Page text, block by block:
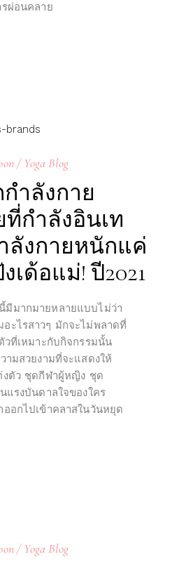
ผ่อนคลาย
Yoga Blog
ำลังกาย
กำลังอินเท
ลังกายหนักแค่
เด้อแม่! ปี2021
มีมากมายหลายแบบไม่ว่า
ะไรสาวๆ มักจะไม่พลาดที่
วที่เหมาะกับกิจกรรมนั้น
ามสวยงามที่จะแสดงให้
งตัว ชุดกีฬาผู้หญิง ชุด
แรงบันดาลใจของใคร
อกไปเข้าคลาสในวันหยุด
Yoga Blog